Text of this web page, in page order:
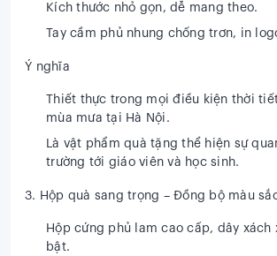
Kích thước nhỏ gọn, dễ mang theo.
Tay cầm phủ nhung chống trơn, in
Ý nghĩa
Thiết thực trong mọi điều kiện thời
mùa mưa tại Hà Nội.
Là vật phẩm quà tặng thể hiện sự
trường tới giáo viên và học sinh.
3. Hộp quà sang trọng – Đồng bộ màu
Hộp cứng phủ lam cao cấp, dây xách
bật.